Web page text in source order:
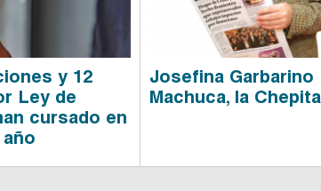
y 12
Ley de
cursado en
Josefina Garbarino
Machuca, la Chepita